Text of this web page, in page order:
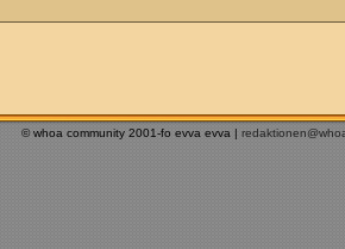
© whoa community 2001-fo evva evva |